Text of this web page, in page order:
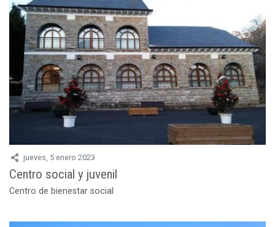
jueves, 5 enero 2023
Centro social y juvenil
Centro de bienestar social